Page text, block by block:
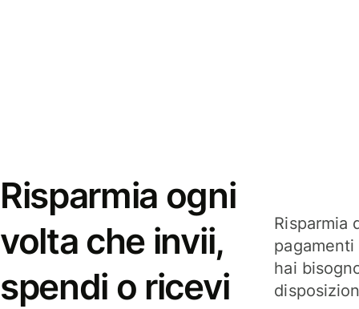
Risparmia ogni
volta che invii,
spendi o ricevi
Risparmia
hai